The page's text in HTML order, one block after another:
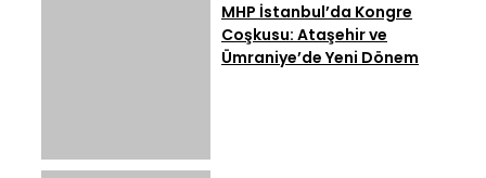
MHP İstanbul’da Kongre
Coşkusu: Ataşehir ve
Ümraniye’de Yeni Dönem